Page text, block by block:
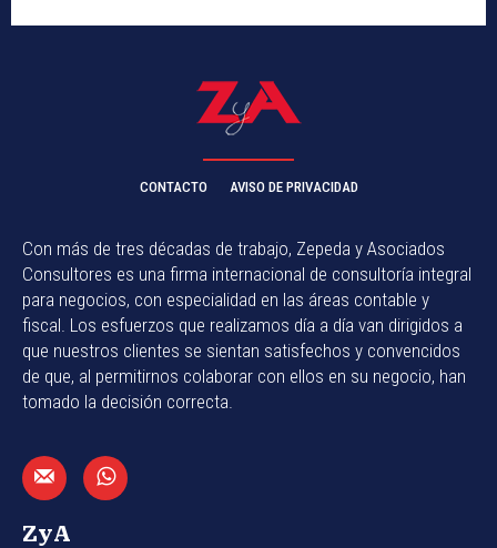
CONTACTO AVISO DE PRIVACIDAD
Con más de tres décadas de trabajo, Zepeda y Asociados
Consultores es una firma internacional de consultoría integral
para negocios, con especialidad en las áreas contable y
fiscal. Los esfuerzos que realizamos día a día van dirigidos a
que nuestros clientes se sientan satisfechos y convencidos
de que, al permitirnos colaborar con ellos en su negocio, han
tomado la decisión correcta.
ZyA